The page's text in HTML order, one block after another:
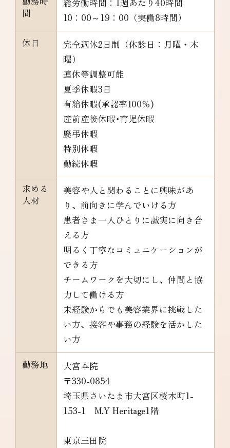
間
総労働時間：1週あたり40時間
10：00～19：00（実働8時間）
休日
完全週休2日制（休診日：月曜・木
曜）
連休等調整可能
夏季休暇3日
有給休暇(承認率100％)
産前産後休暇･育児休暇
慶弔休暇
特別休暇
勤続休暇
求める
人材
美容や人と関わることに興味があ
り、前向きに学んでいける方
患者さま一人ひとりに誠実に向き合
える方
明るく丁寧なコミュニケーションが
できる方
チームワークを大切にし、仲間と協
力して働ける方
未経験からでも美容業界に挑戦した
い方、接客や事務の経験を活かした
い方
勤務地
大宮本院
〒330-0854
埼玉県さいたま市大宮区桜木町1-
153-1 M.Y Heritage1階
東京三田院